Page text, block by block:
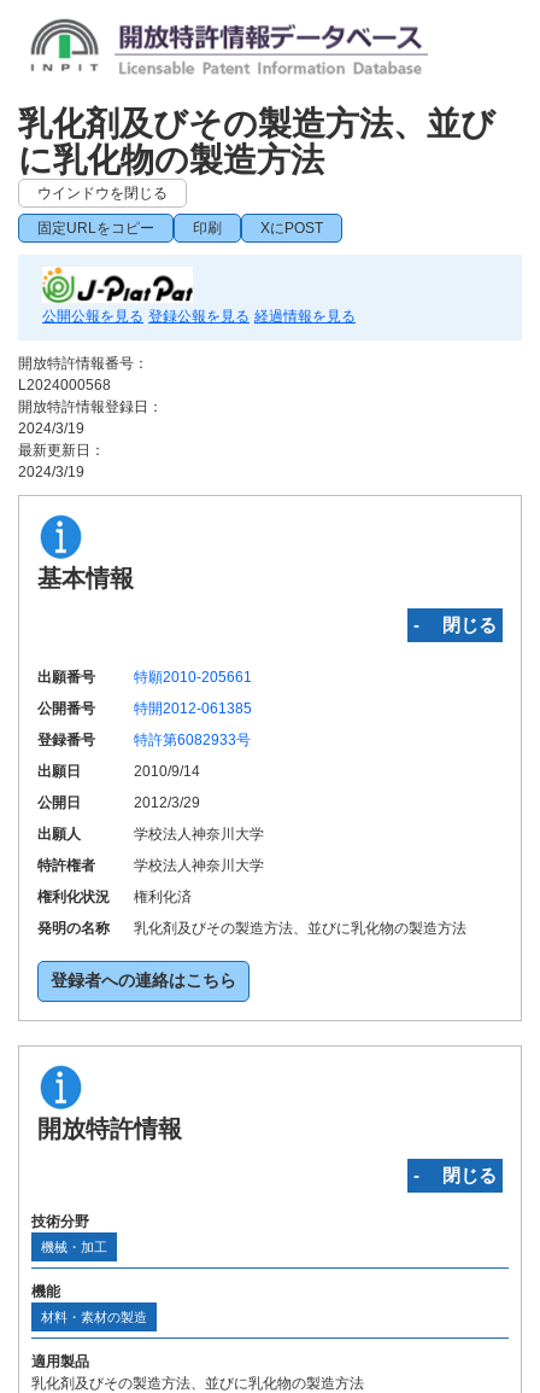
乳化剤及びその製造方法、並び
に乳化物の製造方法
ウインドウを閉じる
固定URLをコピー 印刷 XにPOST
公開公報を見る 登録公報を見る 経過情報を見る
開放特許情報番号：
L2024000568
開放特許情報登録日：
2024/3/19
最新更新日：
2024/3/19
基本情報
‐ 閉じる
出願番号
特願2010-205661
公開番号
特開2012-061385
登録番号
特許第6082933号
出願日
2010/9/14
公開日
2012/3/29
出願人
学校法人神奈川大学
特許権者
学校法人神奈川大学
権利化状況
権利化済
発明の名称
乳化剤及びその製造方法、並びに乳化物の製造方法
登録者への連絡はこちら
開放特許情報
‐ 閉じる
技術分野
機械・加工
機能
材料・素材の製造
適用製品
乳化剤及びその製造方法、並びに乳化物の製造方法